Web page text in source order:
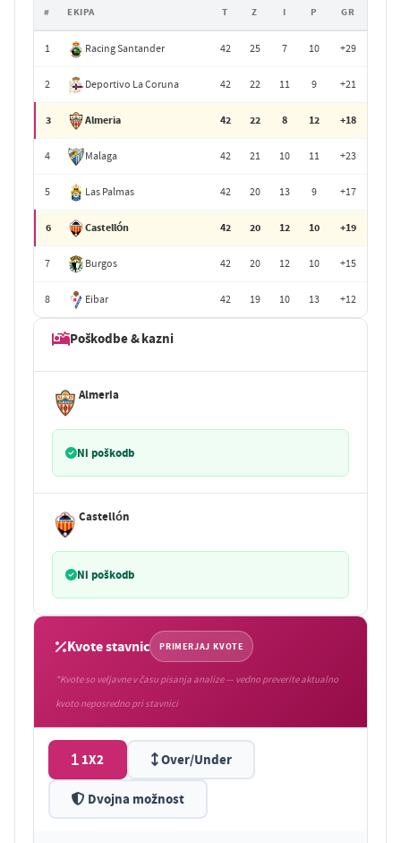
# EKIPA T Z I P GR
1 Racing Santander 42 25 7 10 +29
2 Deportivo La Coruna 42 22 11 9 +21
3 Almeria 42 22 8 12 +18
4 Malaga 42 21 10 11 +23
5 Las Palmas 42 20 13 9 +17
6 Castellón 42 20 12 10 +19
7 Burgos 42 20 12 10 +15
8 Eibar 42 19 10 13 +12
Poškodbe & kazni
Almeria
Ni poškodb
Castellón
Ni poškodb
Kvote stavnic PRIMERJAJ KVOTE
*Kvote so veljavne v času pisanja analize — vedno preverite aktualno
kvoto neposredno pri stavnici
1X2 Over/Under
Dvojna možnost